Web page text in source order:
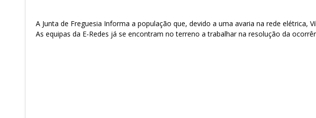
A Junta de Freguesia Informa a população que, devido a uma avaria na rede elétrica,
As equipas da E-Redes já se encontram no terreno a trabalhar na resolução da